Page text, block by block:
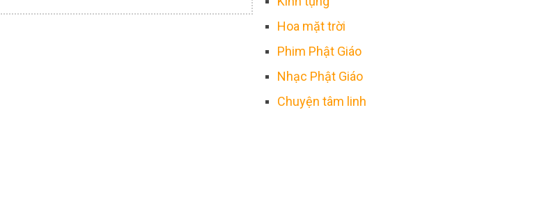
Hoa mặt trời
Phim Phật Giáo
Nhạc Phật Giáo
Chuyện tâm linh